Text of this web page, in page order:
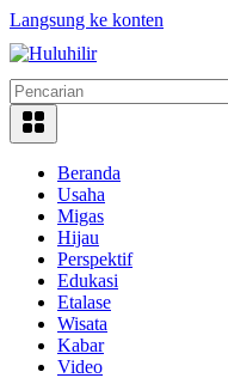
Langsung ke konten
Beranda
Usaha
Migas
Hijau
Perspektif
Edukasi
Etalase
Wisata
Kabar
Video